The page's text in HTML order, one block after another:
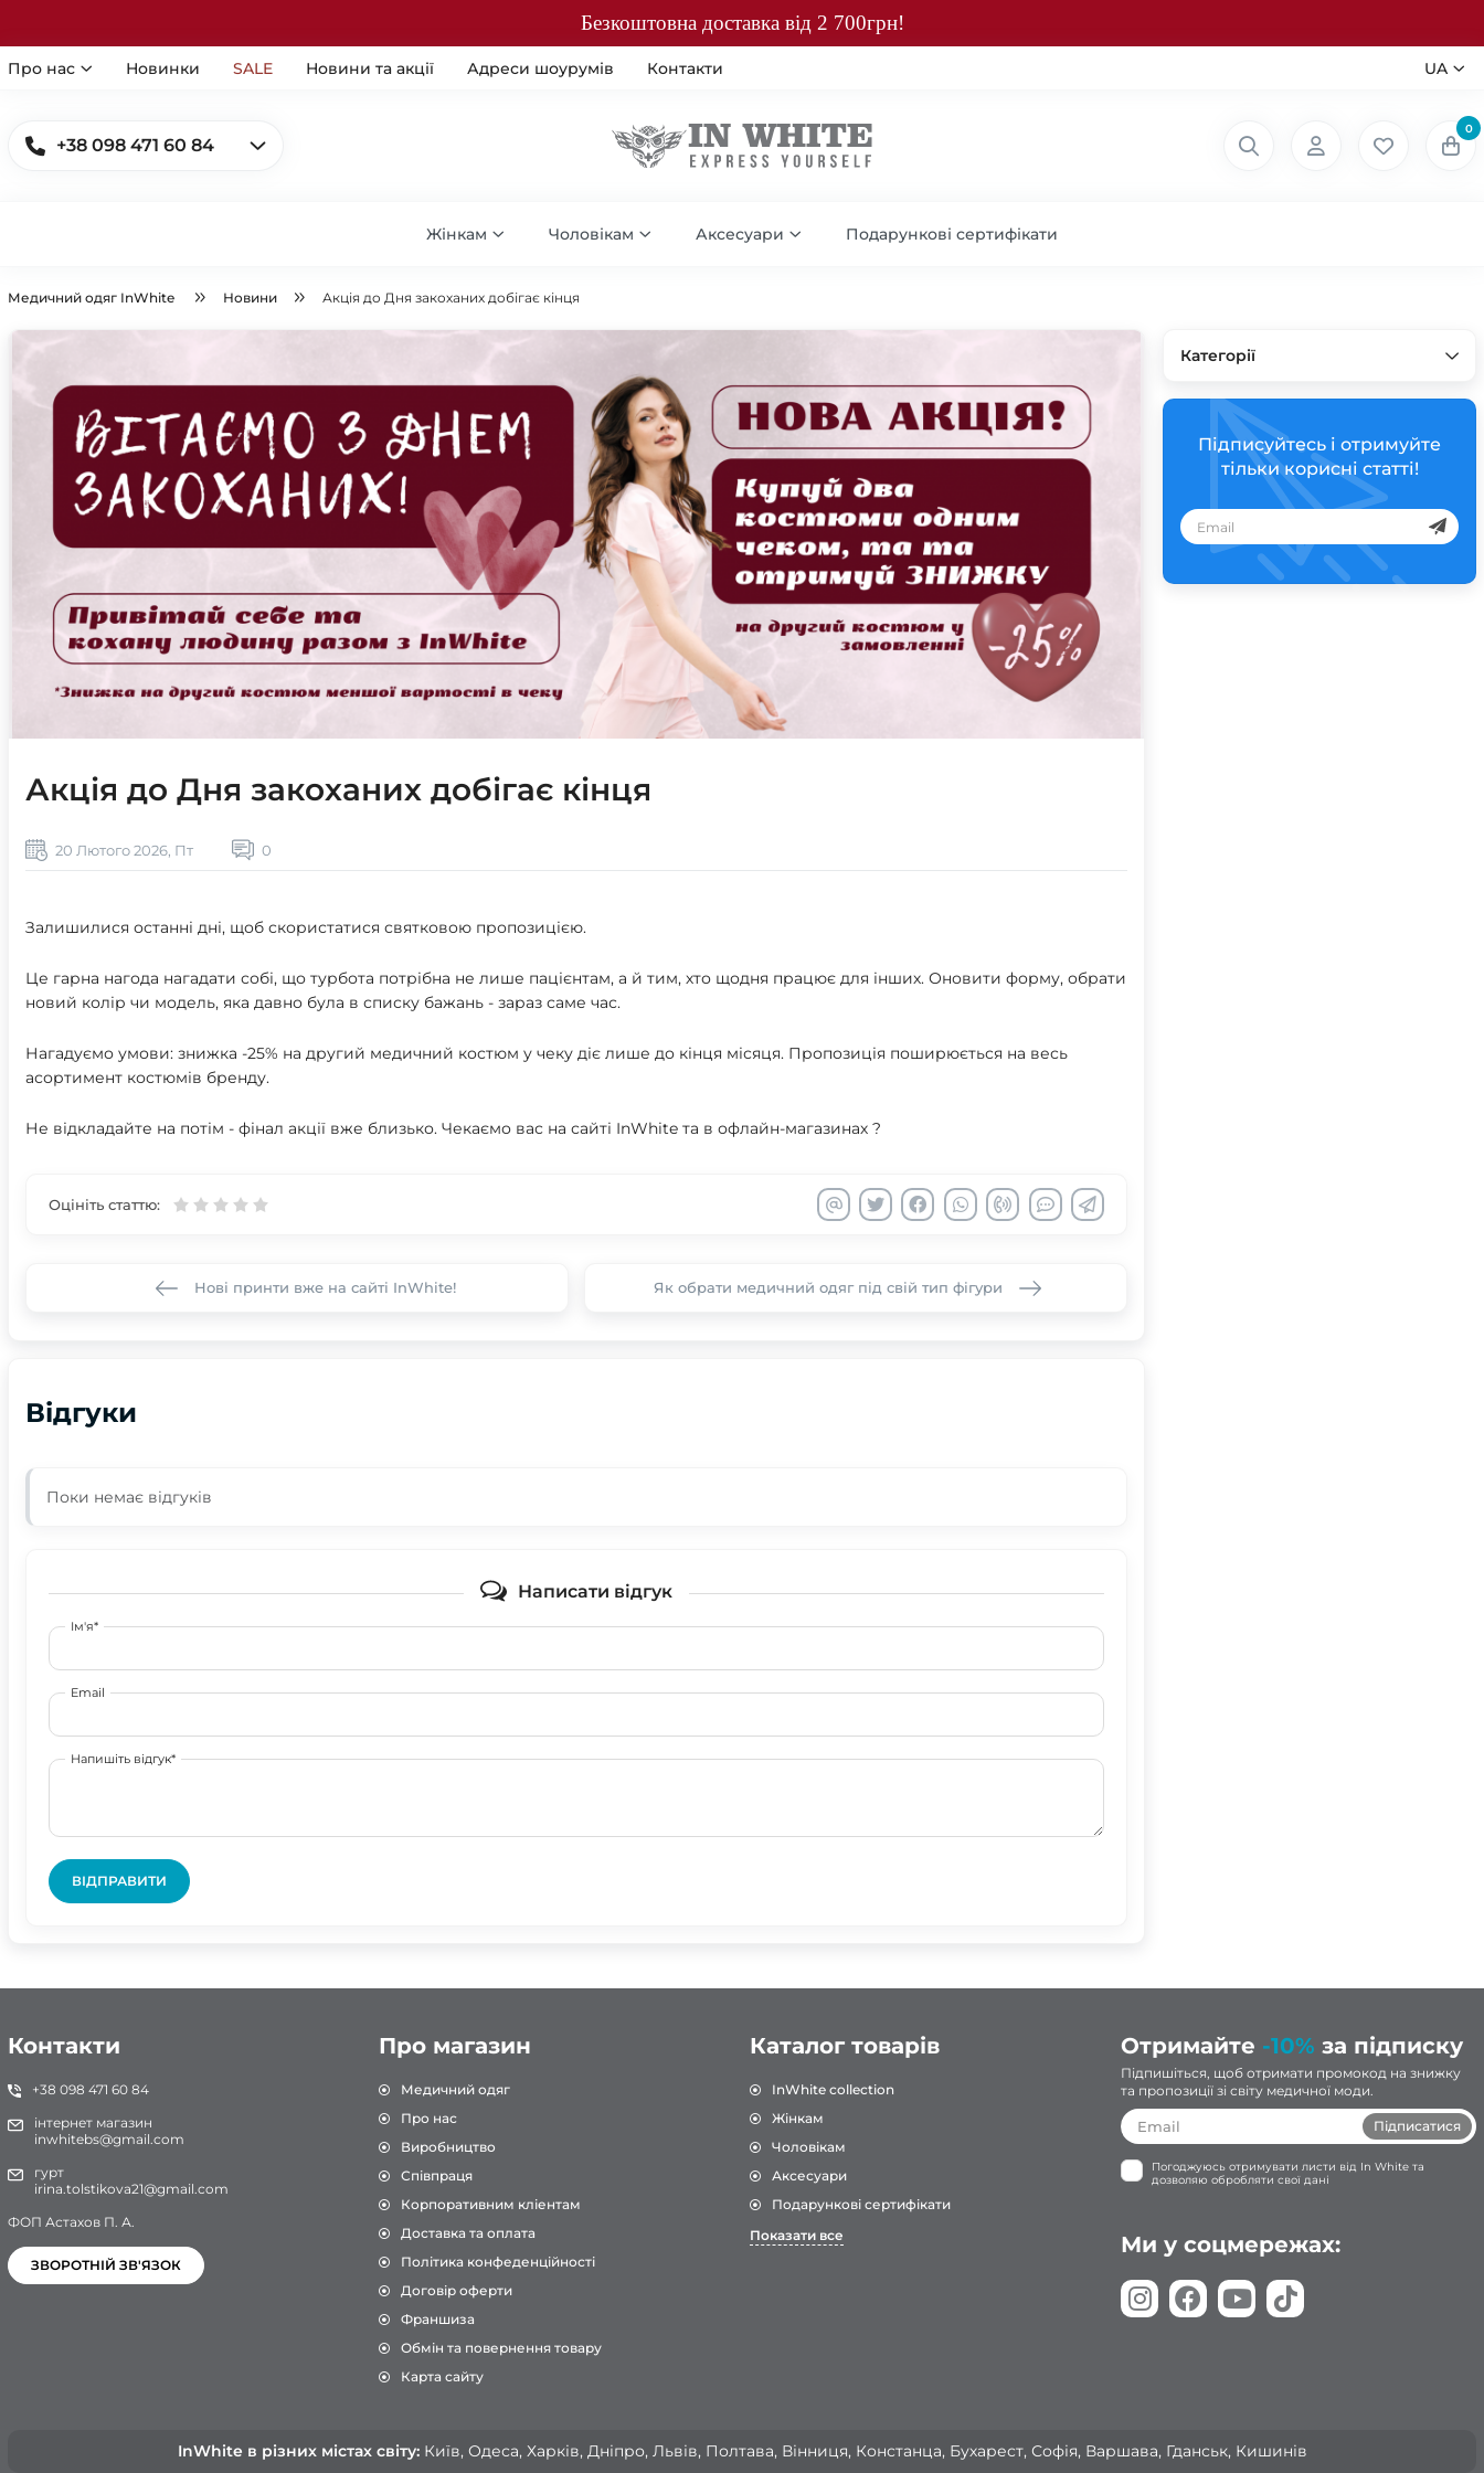
Безкоштовна доставка від 2 700грн!
Про нас Новинки SALE Новини та акції Адреси шоурумів Контакти UA
+38 098 471 60 84
0
Жінкам Чоловікам Аксесуари Подарункові сертифікати
Медичний одяг InWhite Новини Акція до Дня закоханих добігає кінця
Категорії
Підписуйтесь і отримуйте
тільки корисні статті!
Акція до Дня закоханих добігає кінця
20 Лютого 2026, Пт 0
Залишилися останні дні, щоб скористатися святковою пропозицією.
Це гарна нагода нагадати собі, що турбота потрібна не лише пацієнтам, а й тим, хто щодня працює для інших. Оновити форму, обрати
новий колір чи модель, яка давно була в списку бажань - зараз саме час.
Нагадуємо умови: знижка -25% на другий медичний костюм у чеку діє лише до кінця місяця. Пропозиція поширюється на весь
асортимент костюмів бренду.
Не відкладайте на потім - фінал акції вже близько. Чекаємо вас на сайті InWhite та в офлайн-магазинах ?
Оцініть статтю:
Нові принти вже на сайті InWhite! Як обрати медичний одяг під свій тип фігури
Відгуки
Поки немає відгуків
Написати відгук
Ім'я*
Email
Напишіть відгук*
ВІДПРАВИТИ
Контакти
+38 098 471 60 84
інтернет магазин
inwhitebs@gmail.com
гурт
irina.tolstikova21@gmail.com
ФОП Астахов П. А.
ЗВОРОТНІЙ ЗВ'ЯЗОК
Про магазин
Медичний одяг
Про нас
Виробництво
Співпраця
Корпоративним кліентам
Доставка та оплата
Політика конфеденційності
Договір оферти
Франшиза
Обмін та повернення товару
Карта сайту
Каталог товарів
InWhite collection
Жінкам
Чоловікам
Аксесуари
Подарункові сертифікати
Показати все
Отримайте -10% за підписку
Підпишіться, щоб отримати промокод на знижку
та пропозиції зі світу медичної моди.
Підписатися
Погоджуюсь отримувати листи від In White та
дозволяю обробляти свої дані
Ми у соцмережах:
InWhite в різних містах світу:Київ, Одеса, Харків, Дніпро, Львів, Полтава, Вінниця, Констанца, Бухарест, Софія, Варшава, Гданськ, Кишинів